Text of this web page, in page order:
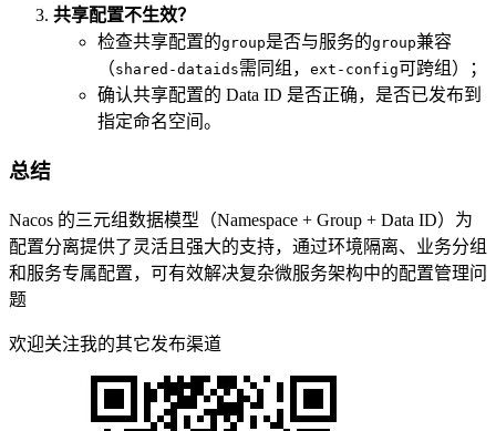
共享配置不生效？
检查共享配置的group是否与服务的group兼容
（shared-dataids需同组， ext-config可跨组）；
确认共享配置的 Data ID 是否正确，是否已发布到
指定命名空间。
总结
Nacos 的三元组数据模型（Namespace + Group + Data ID）为
配置分离提供了灵活且强大的支持，通过环境隔离、业务分组
和服务专属配置，可有效解决复杂微服务架构中的配置管理问
题
欢迎关注我的其它发布渠道